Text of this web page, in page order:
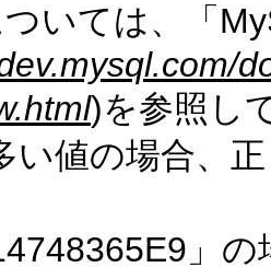
いては、「
)を参照し
い値の場合、
」